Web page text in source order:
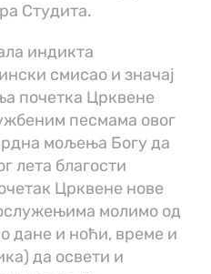
Студита.
индикта
смисао и значај
почетка Црквене
песмама овог
мољења Богу да
лета благости
Црквене нове
молимо од
дане и ноћи, време и
да освети и